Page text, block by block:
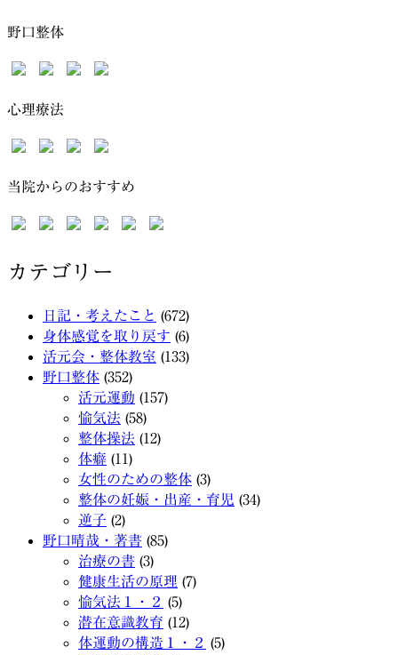
野口整体
心理療法
当院からのおすすめ
カテゴリー
日記・考えたこと (672)
身体感覚を取り戻す (6)
活元会・整体教室 (133)
野口整体 (352)
活元運動 (157)
愉気法 (58)
整体操法 (12)
体癖 (11)
女性のための整体 (3)
整体の妊娠・出産・育児 (34)
逆子 (2)
野口晴哉・著書 (85)
治療の書 (3)
健康生活の原理 (7)
愉気法１・２ (5)
潜在意識教育 (12)
体運動の構造１・２ (5)